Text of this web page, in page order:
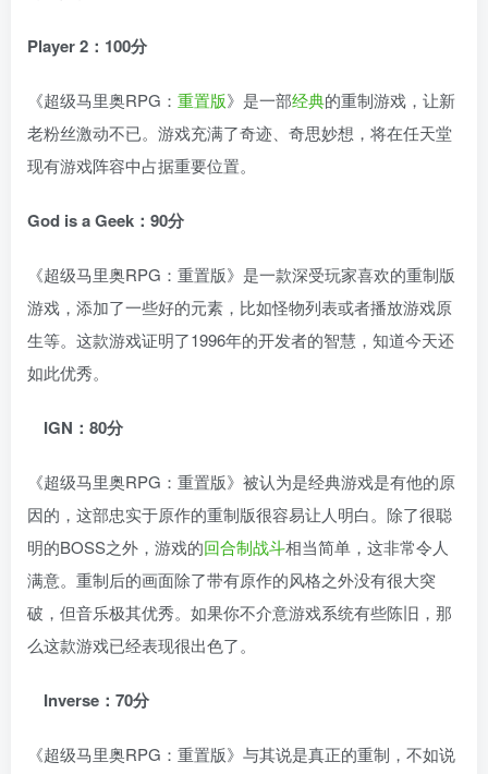
Player 2：100分
《超级马里奥RPG： 重置版》是一部经典的重制游戏，让新
老粉丝激动不已。游戏充满了奇迹、奇思妙想，将在任天堂
现有游戏阵容中占据重要位置。
God is a Geek：90分
《超级马里奥RPG：重置版》是一款深受玩家喜欢的重制版
游戏，添加了一些好的元素，比如怪物列表或者播放游戏原
生等。这款游戏证明了1996年的开发者的智慧，知道今天还
如此优秀。
IGN：80分
《超级马里奥RPG：重置版》被认为是经典游戏是有他的原
因的，这部忠实于原作的重制版很容易让人明白。除了很聪
明的BOSS之外，游戏的回合制战斗相当简单，这非常令人
满意。重制后的画面除了带有原作的风格之外没有很大突
破，但音乐极其优秀。如果你不介意游戏系统有些陈旧，那
么这款游戏已经表现很出色了。
Inverse：70分
《超级马里奥RPG：重置版》与其说是真正的重制，不如说